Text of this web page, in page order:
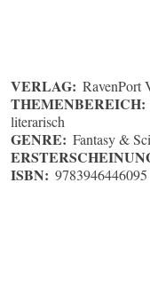
VERLAG: RavenPort
THEMENBEREICH:
literarisch
GENRE: Fantasy &
ISBN: 9783946446095